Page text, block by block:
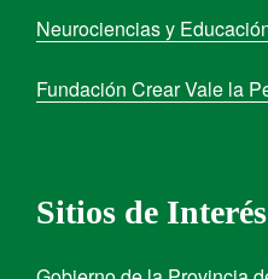
Neurociencias y
Fundación Crear Vale la
Sitios de